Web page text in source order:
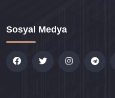
Sosyal Medya